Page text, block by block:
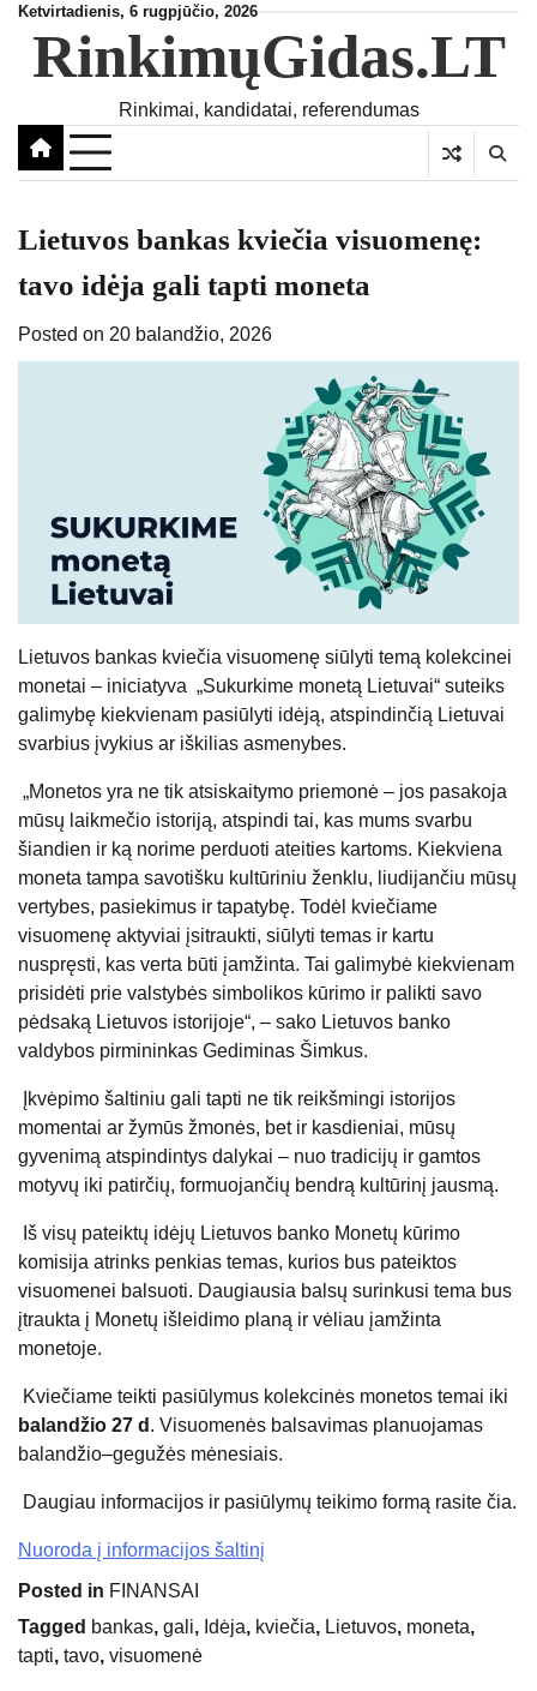
Skip
content
Ketvirtadienis, 6 rugpjūčio, 2026
RinkimųGidas.LT
Rinkimai, kandidatai, referendumas
Lietuvos bankas kviečia visuomenę:
tavo idėja gali tapti moneta
Posted on 20 balandžio, 2026
Lietuvos bankas kviečia visuomenę siūlyti temą kolekcinei
monetai – iniciatyva „Sukurkime monetą Lietuvai“ suteiks
galimybę kiekvienam pasiūlyti idėją, atspindinčią Lietuvai
svarbius įvykius ar iškilias asmenybes.
„Monetos yra ne tik atsiskaitymo priemonė – jos pasakoja
mūsų laikmečio istoriją, atspindi tai, kas mums svarbu
šiandien ir ką norime perduoti ateities kartoms. Kiekviena
moneta tampa savotišku kultūriniu ženklu, liudijančiu mūsų
vertybes, pasiekimus ir tapatybę. Todėl kviečiame
visuomenę aktyviai įsitraukti, siūlyti temas ir kartu
nuspręsti, kas verta būti įamžinta. Tai galimybė kiekvienam
prisidėti prie valstybės simbolikos kūrimo ir palikti savo
pėdsaką Lietuvos istorijoje“, – sako Lietuvos banko
valdybos pirmininkas Gediminas Šimkus.
Įkvėpimo šaltiniu gali tapti ne tik reikšmingi istorijos
momentai ar žymūs žmonės, bet ir kasdieniai, mūsų
gyvenimą atspindintys dalykai – nuo tradicijų ir gamtos
motyvų iki patirčių, formuojančių bendrą kultūrinį jausmą.
Iš visų pateiktų idėjų Lietuvos banko Monetų kūrimo
komisija atrinks penkias temas, kurios bus pateiktos
visuomenei balsuoti. Daugiausia balsų surinkusi tema bus
įtraukta į Monetų išleidimo planą ir vėliau įamžinta
monetoje.
Kviečiame teikti pasiūlymus kolekcinės monetos temai iki
balandžio 27 d . Visuomenės balsavimas planuojamas
balandžio–gegužės mėnesiais.
Daugiau informacijos ir pasiūlymų teikimo formą rasite čia.
Nuoroda į informacijos šaltinį
Posted in FINANSAI
Tagged bankas, gali, Idėja, kviečia, Lietuvos, moneta,
tapti, tavo, visuomenė